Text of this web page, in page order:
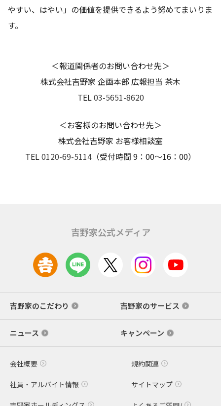
やすい、はやい」の価値を提供できるよう努めてまいりま
す。
＜報道関係者のお問い合わせ先＞
株式会社吉野家 企画本部 広報担当 茶木
TEL 03-5651-8620
＜お客様のお問い合わせ先＞
株式会社吉野家 お客様相談室
TEL 0120-69-5114 （受付時間 9：00～16：00）
吉野家公式メディア
吉野家のこだわり 吉野家のサービス
ニュース キャンペーン
会社概要 規約関連
社員・アルバイト情報 サイトマップ